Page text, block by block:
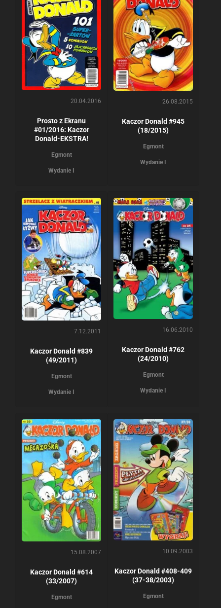
20.04.2016
Prosto z Ekranu
#01/2016: Kaczor
Donald-EKSTRA!
Egmont
Wydanie I
26.08.2015
Kaczor Donald #945
(18/2015)
Egmont
Wydanie I
7.12.2011
Kaczor Donald #839
(49/2011)
Egmont
Wydanie I
16.06.2010
Kaczor Donald #762
(24/2010)
Egmont
Wydanie I
15.08.2007
Kaczor Donald #614
(33/2007)
Egmont
10.09.2003
Kaczor Donald #408-409
(37-38/2003)
Egmont